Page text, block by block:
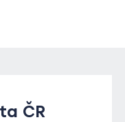
ČR